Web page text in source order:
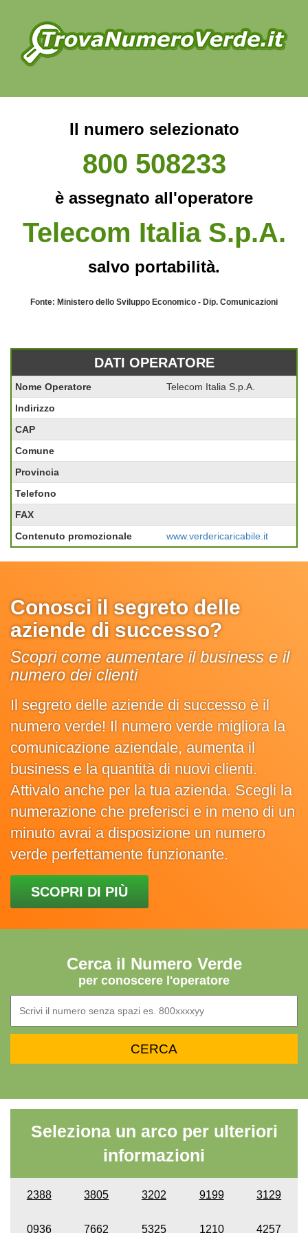
Il numero selezionato
800 508233
è assegnato all'operatore
Telecom Italia S.p.A.
salvo portabilità.
Fonte: Ministero dello Sviluppo Economico - Dip. Comunicazioni
DATI OPERATORE
Nome Operatore
Telecom Italia S.p.A.
Indirizzo
CAP
Comune
Provincia
Telefono
FAX
Contenuto promozionale
www.verdericaricabile.it
Conosci il segreto delle
aziende di successo?
Scopri come aumentare il business e il
numero dei clienti
Il segreto delle aziende di successo è il
numero verde! Il numero verde migliora la
comunicazione aziendale, aumenta il
business e la quantità di nuovi clienti.
Attivalo anche per la tua azienda. Scegli la
numerazione che preferisci e in meno di un
minuto avrai a disposizione un numero
verde perfettamente funzionante.
SCOPRI DI PIÙ
Cerca il Numero Verde
per conoscere l'operatore
Seleziona un arco per ulteriori
informazioni
2388 3805 3202 9199 3129
0936 7662 5325 1210 4257